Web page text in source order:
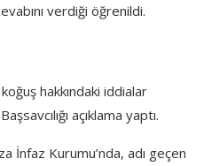
verdiği öğrenildi.
koğuş hakkındaki iddialar
açıklama yaptı.
İnfaz Kurumu’nda, adı geçen